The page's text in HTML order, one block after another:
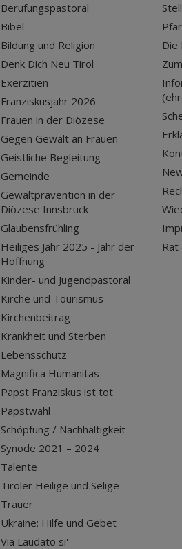
Berufungspastoral
Bibel
Bildung und Religion
Denk Dich Neu Tirol
Exerzitien
Franziskusjahr 2026
Frauen in der Diözese
Gegen Gewalt an Frauen
Geistliche Begleitung
Gemeinde
Gewaltprävention in der
Diözese Innsbruck
Glaubensfrühling
Heiliges Jahr 2025 - Jahr der
Hoffnung
Kinder- und Jugendpastoral
Kirche und Tourismus
Kirchenbeitrag
Krankheit und Sterben
Lebensschutz
Magnifica Humanitas
Papst Franziskus ist tot
Papstwahl
Schöpfung / Nachhaltigkeit
Synode 2021 – 2024
Talente
Tiroler Heilige und Selige
Trauer
Ukraine: Hilfe und Gebet
Via Laudato si'
Die